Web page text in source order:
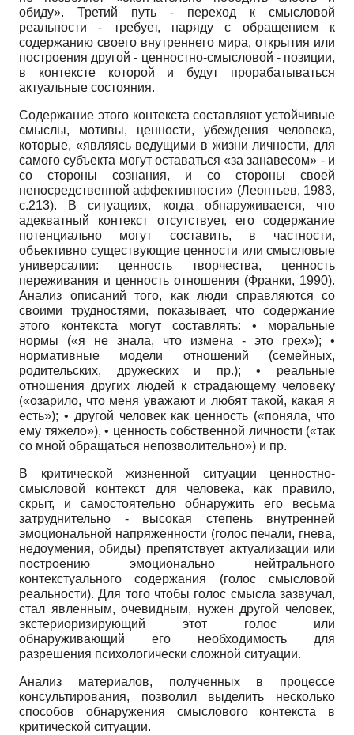
обиду». Третий путь - переход к смысловой
реальности - требует, наряду с обращением к
содержанию своего внутреннего мира, открытия или
построения другой - ценностно-смысловой - позиции,
в контексте которой и будут прорабатываться
актуальные состояния.
Содержание этого контекста составляют устойчивые
смыслы, мотивы, ценности, убеждения человека,
которые, «являясь ведущими в жизни личности, для
самого субъекта могут оставаться «за занавесом» - и
со стороны сознания, и со стороны своей
непосредственной аффективности» (Леонтьев, 1983,
с.213). В ситуациях, когда обнаруживается, что
адекватный контекст отсутствует, его содержание
потенциально могут составить, в частности,
объективно существующие ценности или смысловые
универсалии: ценность творчества, ценность
переживания и ценность отношения (Франки, 1990).
Анализ описаний того, как люди справляются со
своими трудностями, показывает, что содержание
этого контекста могут составлять: • моральные
нормы («я не знала, что измена - это грех»); •
нормативные модели отношений (семейных,
родительских, дружеских и пр.); • реальные
отношения других людей к страдающему человеку
(«озарило, что меня уважают и любят такой, какая я
есть»); • другой человек как ценность («поняла, что
ему тяжело»), • ценность собственной личности («так
со мной обращаться непозволительно») и пр.
В критической жизненной ситуации ценностно-
смысловой контекст для человека, как правило,
скрыт, и самостоятельно обнаружить его весьма
затруднительно - высокая степень внутренней
эмоциональной напряженности (голос печали, гнева,
недоумения, обиды) препятствует актуализации или
построению эмоционально нейтрального
контекстуального содержания (голос смысловой
реальности). Для того чтобы голос смысла зазвучал,
стал явленным, очевидным, нужен другой человек,
экстериоризирующий этот голос или
обнаруживающий его необходимость для
разрешения психологически сложной ситуации.
Анализ материалов, полученных в процессе
консультирования, позволил выделить несколько
способов обнаружения смыслового контекста в
критической ситуации.